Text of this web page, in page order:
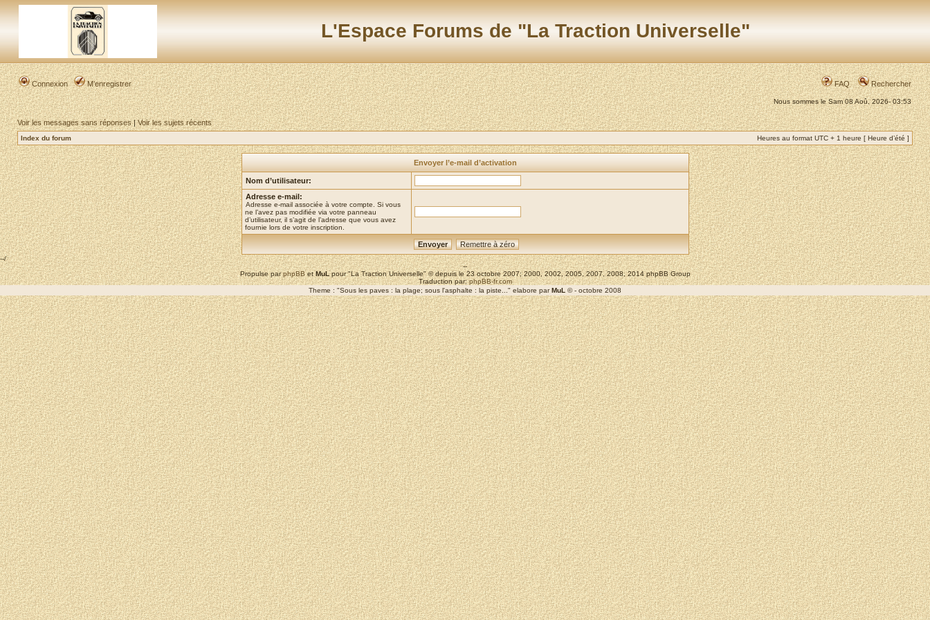
L'Espace Forums de "La Traction Universelle"
Connexion M’enregistrer FAQ Rechercher
Nous sommes le Sam 08 Aoû, 2026- 03:53
Voir les messages sans réponses|Voir les sujets récents
Index du forum Heures au format UTC + 1 heure [ Heure d’été ]
Envoyer l’e-mail d’activation
Nom d’utilisateur:
Adresse e-mail:
Adresse e-mail associée à votre compte. Si vous
ne l’avez pas modifiée via votre panneau
d’utilisateur, il s’agit de l’adresse que vous avez
fournie lors de votre inscription.
--/
--
Propulse parphpBBetMuLpour "La Traction Universelle" © depuis le 23 octobre 2007; 2000, 2002, 2005, 2007, 2008, 2014 phpBB Group
Traduction par:phpBB-fr.com
Theme : "Sous les paves : la plage; sous l'asphalte : la piste..." elabore parMuL © - octobre 2008